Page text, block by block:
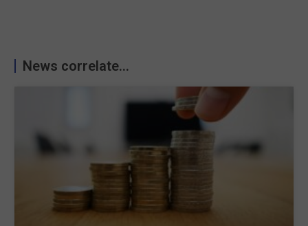
News correlate...